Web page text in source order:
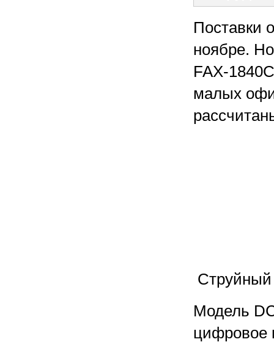
Поставки
ноябре.
FAX-
малых
Струйный
Модель
цифровое